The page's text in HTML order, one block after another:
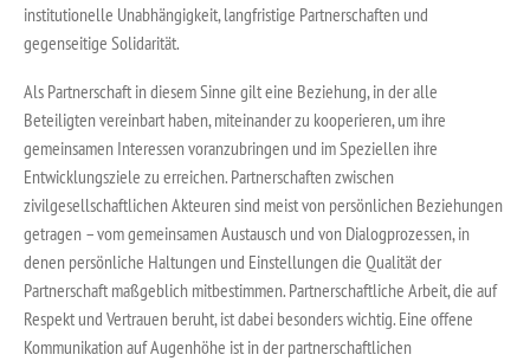
institutionelle Unabhängigkeit, langfristige Partnerschaften und
gegenseitige Solidarität.
Als Partnerschaft in diesem Sinne gilt eine Beziehung, in der alle
Beteiligten vereinbart haben, miteinander zu kooperieren, um ihre
gemeinsamen Interessen voranzubringen und im Speziellen ihre
Entwicklungsziele zu erreichen. Partnerschaften zwischen
zivilgesellschaftlichen Akteuren sind meist von persönlichen Beziehungen
getragen – vom gemeinsamen Austausch und von Dialogprozessen, in
denen persönliche Haltungen und Einstellungen die Qualität der
Partnerschaft maßgeblich mitbestimmen. Partnerschaftliche Arbeit, die auf
Respekt und Vertrauen beruht, ist dabei besonders wichtig. Eine offene
Kommunikation auf Augenhöhe ist in der partnerschaftlichen